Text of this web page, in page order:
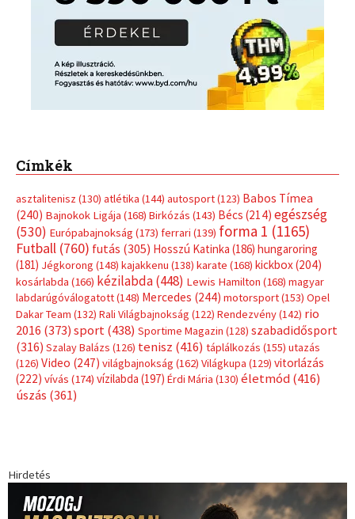
Címkék
asztalitenisz (130) atlétika (144) autosport(123) Babos Tímea
(240) Bajnokok Ligája (168) Birkózás (143) Bécs (214) egészség
(530) Európabajnokság (173) ferrari (139) forma 1 (1165)
Futball (760) futás (305) Hosszú Katinka (186) hungaroring
(181) Jégkorong (148) kajakkenu (138) karate (168) kickbox(204)
kosárlabda (166) kézilabda(448) Lewis Hamilton (168) magyar
labdarúgóválogatott(148) Mercedes (244) motorsport(153) Opel
Dakar Team (132) Rali Világbajnokság (122) Rendezvény(142) rio
2016 (373) sport(438) Sportime Magazin (128) szabadidősport
(316) Szalay Balázs (126) tenisz (416) táplálkozás (155) utazás
(126) Video (247) világbajnokság (162) Világkupa (129) vitorlázás
(222) vívás (174) vízilabda (197) Érdi Mária (130) életmód(416)
úszás (361)
Hirdetés